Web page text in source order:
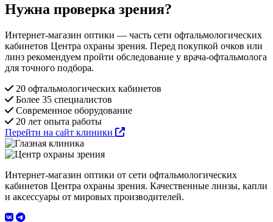
Нужна проверка зрения?
Интернет-магазин оптики — часть сети офтальмологических
кабинетов Центра охраны зрения. Перед покупкой очков или
линз рекомендуем пройти обследование у врача-офтальмолога
для точного подбора.
20 офтальмологических кабинетов
Более 35 специалистов
Современное оборудование
20 лет опыта работы
Перейти на сайт клиники
Интернет-магазин оптики от сети офтальмологических
кабинетов Центра охраны зрения. Качественные линзы, капли
и аксессуары от мировых производителей.